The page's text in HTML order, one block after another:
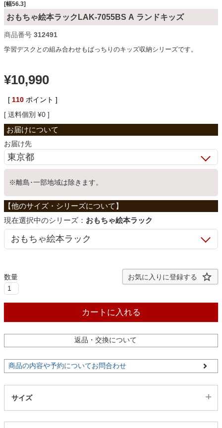
椅子・チェア
食器棚・キッチン収納
学習机
ホームオフィス
こたつ
ラグ
マット
[幅56.3]
おもちゃ絵本ラックLAK-7055BS A ランドキッズ
商品番号 312491
学習デスクとの組み合わせもばっちりのキッズ収納シリーズです。
¥10,990
[ 110 ポイント ]
送料個別 ¥0
お届け先
※離島･一部地域は除きます。
シリーズ： おもちゃ絵本ラック
お気に入りに登録する
カートに入れる
返品・交換について
商品の内容や予約についてお問合わせ
サイズ